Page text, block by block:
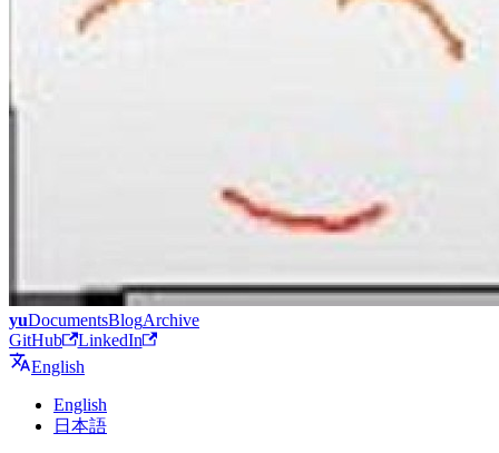
yuDocumentsBlogArchive
GitHub
LinkedIn
English
English
日本語